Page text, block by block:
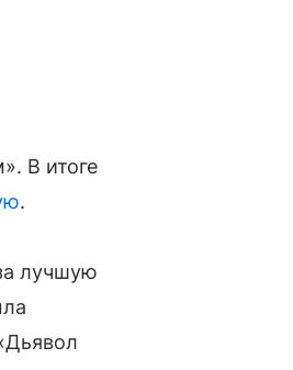
В итоге
.
лучшую